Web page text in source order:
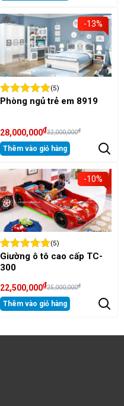
-13%
(5)
Phòng ngủ trẻ em 8919
28,000,000₫32,000,000₫
Thêm vào giỏ hàng
-10%
(5)
Giường ô tô cao cấp TC-
300
22,500,000₫25,000,000₫
Thêm vào giỏ hàng